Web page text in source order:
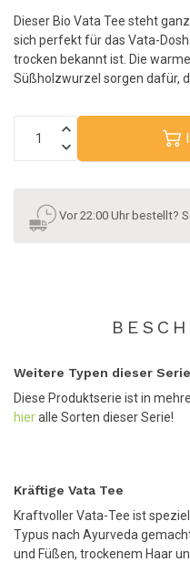
Dieser Bio Vata Tee steht
sich perfekt für das Vata-
trocken bekannt ist. Die
Süßholzwurzel sorgen dafür,
Vor 22:00 Uhr bestellt?
Weitere Typen dieser
Diese Produktserie ist in
hieralle Sorten dieser Serie!
Kräftige Vata Tee
Kraftvoller Vata-Tee ist
Typus nach Ayurveda
und Füßen, trockenem Haar